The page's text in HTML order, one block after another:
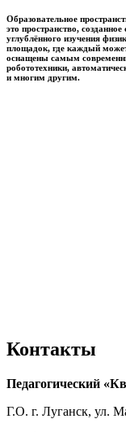
Образовательное
это пространство,
углублённого изучения
площадок, где каждый
оснащены самым
робототехники,
и многим другим.
Контакты
Педагогический
Г.О. г. Луганск, ул.